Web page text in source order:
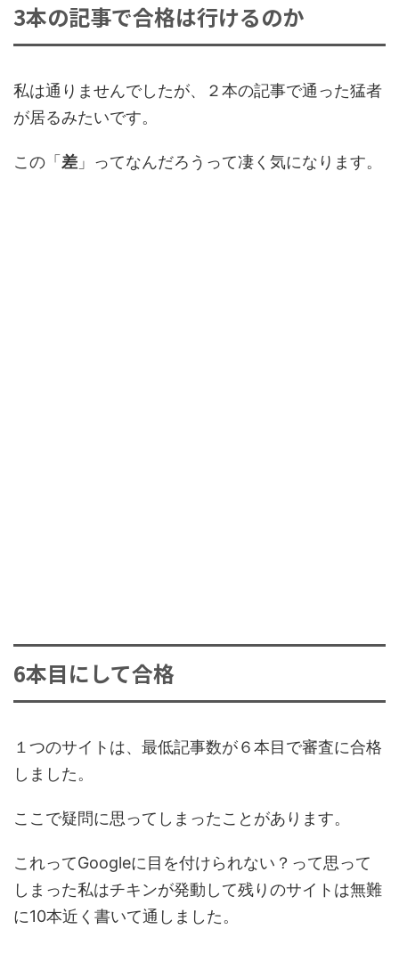
3本の記事で合格は行けるのか
私は通りませんでしたが、２本の記事で通った猛者
が居るみたいです。
この「 差 」ってなんだろうって凄く気になります。
6本目にして合格
１つのサイトは、最低記事数が６本目で審査に合格
しました。
ここで疑問に思ってしまったことがあります。
これってGoogleに目を付けられない？って思って
しまった私はチキンが発動して残りのサイトは無難
に10本近く書いて通しました。